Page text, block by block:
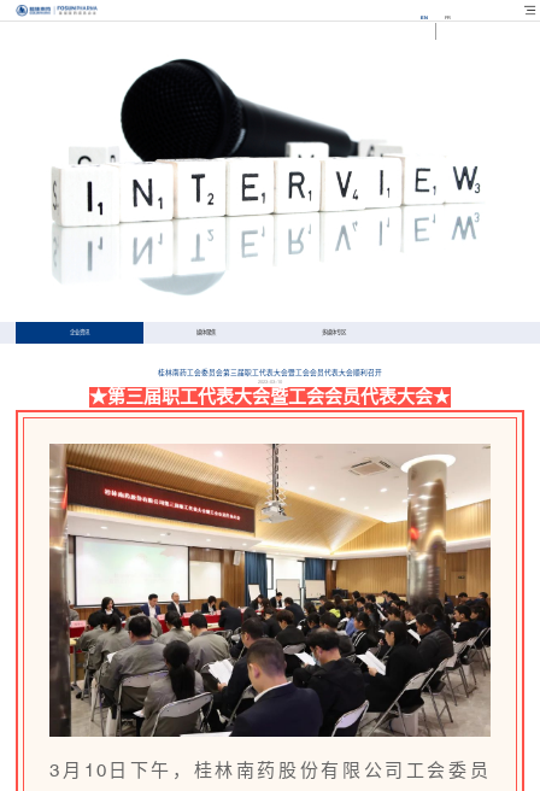
EN FR
企业资讯 媒体聚焦 多媒体专区
桂林南药工会委员会第三届职工代表大会暨工会会员代表大会顺利召开
2023-03-10
★第三届职工代表大会暨工会会员代表大会★
3月10日下午，桂林南药股份有限公司工会委员